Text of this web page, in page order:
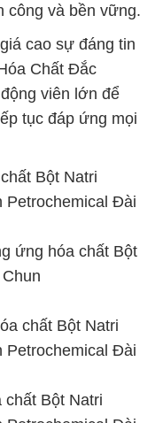
công và bền vững.
cao sự đáng tin
Chất Đắc
viên lớn để
tục đáp ứng mọi
Bột Natri
Petrochemical Đài
ứng hóa chất Bột
chất Bột Natri
Petrochemical Đài
Bột Natri